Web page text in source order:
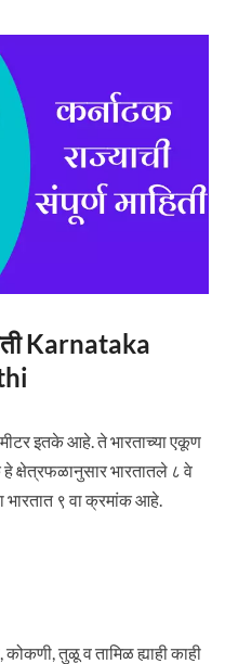
Karnataka
इतके आहे. ते भारताच्या एकूण
क्षेत्रफळानुसार भारतातले ८ वे
भारतात ९ वा क्रमांक आहे.
तुळू व तामिळ ह्याही काही